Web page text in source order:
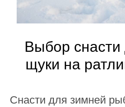
Выбор снасти
щуки на
Снасти для зимней